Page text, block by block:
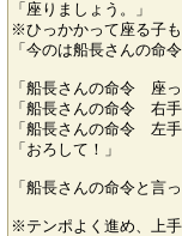
「座りましょう。」
※ひっかかって座る子
「今のは船長さんの命
「船長さんの命令 座
「船長さんの命令 右
「船長さんの命令 左
「おろして！」
「船長さんの命令と言
※テンポよく進め、上